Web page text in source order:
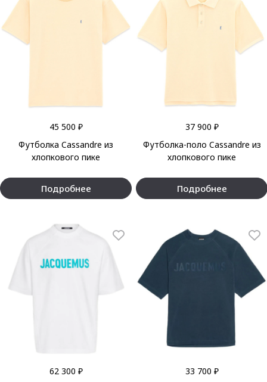
45 500 ₽
Футболка Cassandre из
хлопкового пике
Подробнее
37 900 ₽
Футболка-поло Cassandre из
хлопкового пике
Подробнее
62 300 ₽ 33 700 ₽